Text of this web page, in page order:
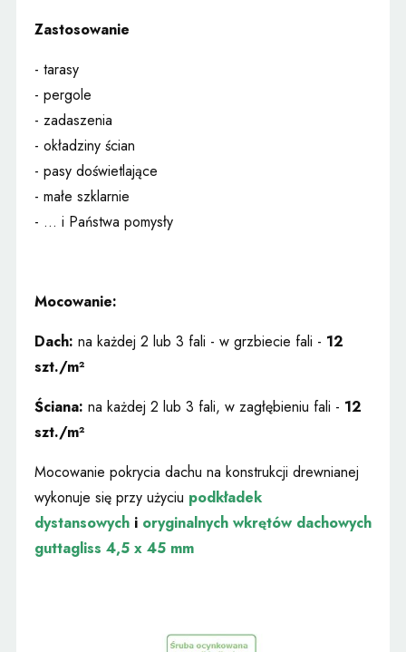
Zastosowanie
- tarasy
- pergole
- zadaszenia
- okładziny ścian
- pasy doświetlające
- małe szklarnie
- ... i Państwa pomysły
Mocowanie:
Dach: na każdej 2 lub 3 fali - w grzbiecie fali - 12
szt./m²
Ściana: na każdej 2 lub 3 fali, w zagłębieniu fali - 12
szt./m²
Mocowanie pokrycia dachu na konstrukcji drewnianej
wykonuje się przy użyciu podkładek
dystansowychi oryginalnych wkrętów dachowych
guttagliss 4,5 x 45 mm